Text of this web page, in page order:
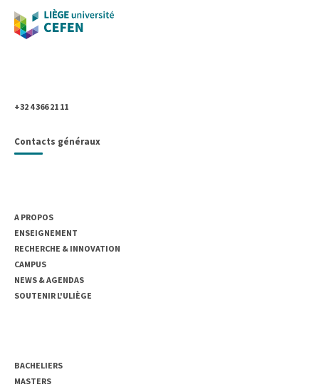
+32 4 366 21 11
Contacts généraux
A PROPOS
ENSEIGNEMENT
RECHERCHE & INNOVATION
CAMPUS
NEWS & AGENDAS
SOUTENIR L'ULIÈGE
BACHELIERS
MASTERS